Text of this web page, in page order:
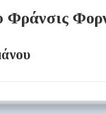
Φράνσις